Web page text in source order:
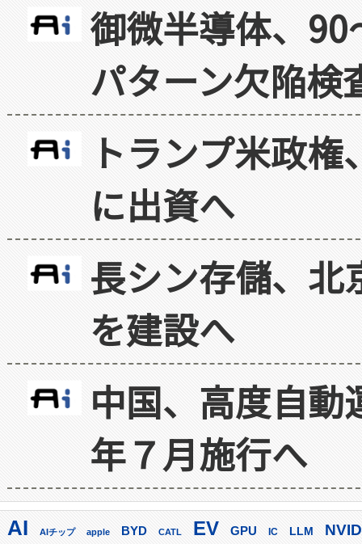
御微半導体、
パターン欠陥検
トランプ米政
に出資へ
長シン存儲、北
を建設へ
中国、高度自
年７月施行へ
AI AIチップ apple BYD CATL EV GPU IC LLM